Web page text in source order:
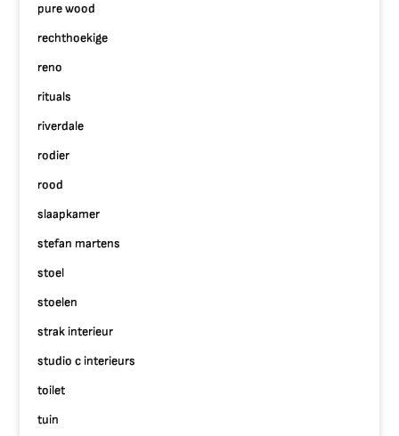
pure wood
rechthoekige
reno
rituals
riverdale
rodier
rood
slaapkamer
stefan martens
stoel
stoelen
strak interieur
studio c interieurs
toilet
tuin